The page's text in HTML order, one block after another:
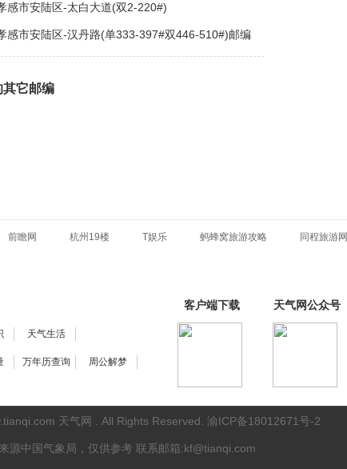
感市安陆区-太白大道(双2-220#)
感市安陆区-汉丹路(单333-397#双446-510#)邮编
其它邮编
前瞻网 杭州19楼 T娱乐 蚂蜂窝旅游攻略 同程旅游网
天气生活
万年历查询 周公解梦
客户端下载 天气网公众号
天气网 . All Rights Reserved. 渝ICP备18012671号-2
源中国气象局，仅供参考 联系邮箱:kf@tianqi.com